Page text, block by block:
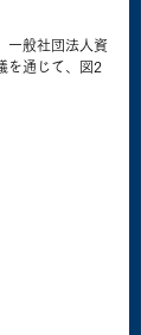
一般社団法人資
を通じて、図2